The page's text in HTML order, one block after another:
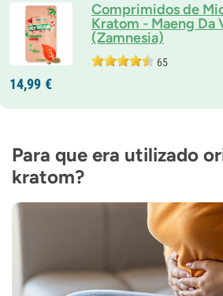
Comprimidos de
Kratom - Maeng Da
(Zamnesia)
65
14,99 €
Para que era utilizado
kratom?